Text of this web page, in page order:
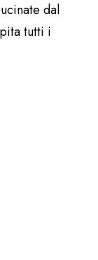
dal
tutti i